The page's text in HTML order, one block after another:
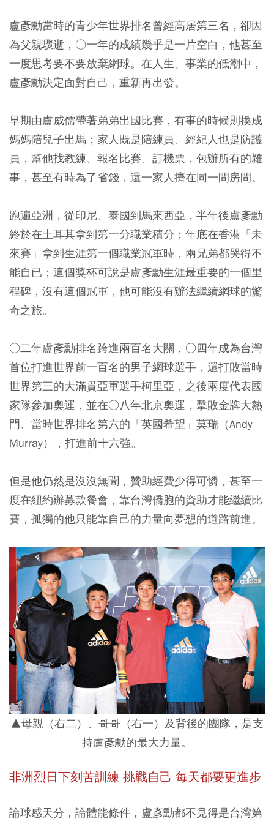
盧彥勳當時的青少年世界排名曾經高居第三名，卻因
為父親驟逝，○一年的成績幾乎是一片空白，他甚至
一度思考要不要放棄網球。在人生、事業的低潮中，
盧彥勳決定面對自己，重新再出發。
早期由盧威儒帶著弟弟出國比賽，有事的時候則換成
媽媽陪兒子出馬；家人既是陪練員、經紀人也是防護
員，幫他找教練、報名比賽、訂機票，包辦所有的雜
事，甚至有時為了省錢，還一家人擠在同一間房間。
跑遍亞洲，從印尼、泰國到馬來西亞，半年後盧彥勳
終於在土耳其拿到第一分職業積分；年底在香港「未
來賽」拿到生涯第一個職業冠軍時，兩兄弟都哭得不
能自已；這個獎杯可說是盧彥勳生涯最重要的一個里
程碑，沒有這個冠軍，他可能沒有辦法繼續網球的驚
奇之旅。
○二年盧彥勳排名跨進兩百名大關，○四年成為台灣
首位打進世界前一百名的男子網球選手，還打敗當時
世界第三的大滿貫亞軍選手柯里亞，之後兩度代表國
家隊參加奧運，並在○八年北京奧運，擊敗金牌大熱
門、當時世界排名第六的「英國希望」莫瑞（Andy
Murray），打進前十六強。
但是他仍然是沒沒無聞，贊助經費少得可憐，甚至一
度在紐約辦募款餐會，靠台灣僑胞的資助才能繼續比
賽，孤獨的他只能靠自己的力量向夢想的道路前進。
▲母親（右二）、哥哥（右一）及背後的團隊，是支
持盧彥勳的最大力量。
非洲烈日下刻苦訓練 挑戰自己 每天都要更進步
論球感天分，論體能條件，盧彥勳都不見得是台灣第